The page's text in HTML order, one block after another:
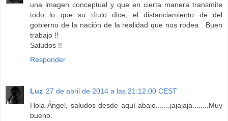
una imagen conceptual y que en cierta manera transmite
todo lo que su título dice, el distanciamiento de del
gobierno de la nación de la realidad que nos rodea . Buen
trabajo !!
Saludos !!
Responder
Luz 27 de abril de 2014 a las 21:12:00 CEST
Hola Ángel, saludos desde aquí abajo.......jajajaja........Muy
bueno.